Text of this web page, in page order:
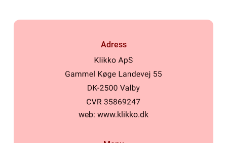
Adress
web: www.klikko.dk